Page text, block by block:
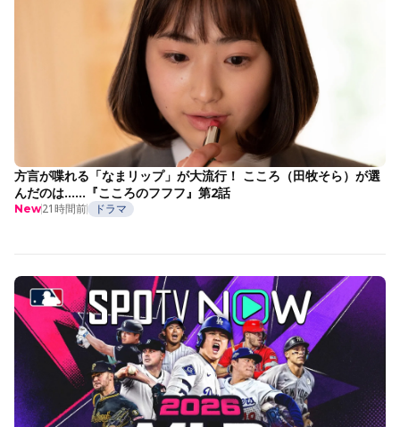
方言が喋れる「なまリップ」が大流行！ こころ（田牧そら）が選
んだのは……『こころのフフフ』第2話
New21時間前 ドラマ